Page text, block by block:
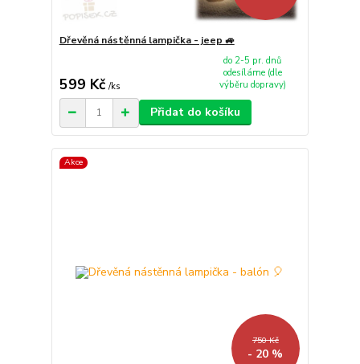
Dřevěná nástěnná lampička - jeep 🚙
599 Kč /ks
do 2-5 pr. dnů
odesíláme (dle
výběru dopravy)
Přidat do košíku
Akce
750 Kč
- 20 %